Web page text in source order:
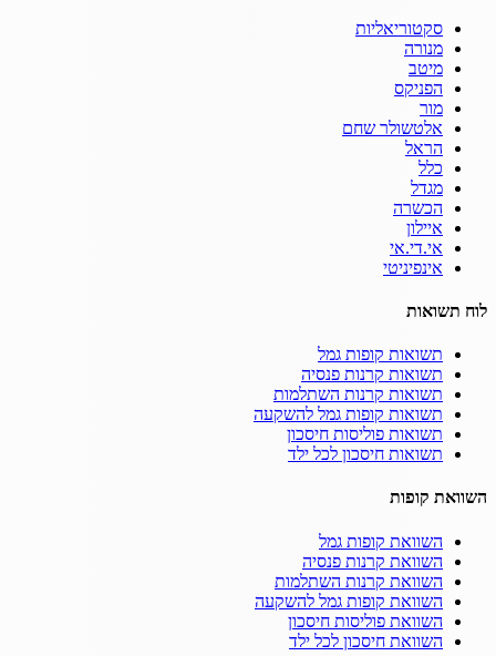
סקטוריאליות
מנורה
מיטב
הפניקס
מור
אלטשולר שחם
הראל
כלל
מגדל
הכשרה
איילון
אי.די.אי
אינפיניטי
לוח תשואות
תשואות קופות גמל
תשואות קרנות פנסיה
תשואות קרנות השתלמות
תשואות קופות גמל להשקעה
תשואות פוליסות חיסכון
תשואות חיסכון לכל ילד
השוואת קופות
השוואת קופות גמל
השוואת קרנות פנסיה
השוואת קרנות השתלמות
השוואת קופות גמל להשקעה
השוואת פוליסות חיסכון
השוואת חיסכון לכל ילד